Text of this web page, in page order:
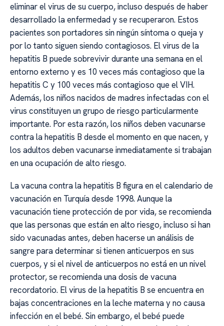
eliminar el virus de su cuerpo, incluso después de haber
desarrollado la enfermedad y se recuperaron. Estos
pacientes son portadores sin ningún síntoma o queja y
por lo tanto siguen siendo contagiosos. El virus de la
hepatitis B puede sobrevivir durante una semana en el
entorno externo y es 10 veces más contagioso que la
hepatitis C y 100 veces más contagioso que el VIH.
Además, los niños nacidos de madres infectadas con el
virus constituyen un grupo de riesgo particularmente
importante. Por esta razón, los niños deben vacunarse
contra la hepatitis B desde el momento en que nacen, y
los adultos deben vacunarse inmediatamente si trabajan
en una ocupación de alto riesgo.
La vacuna contra la hepatitis B figura en el calendario de
vacunación en Turquía desde 1998. Aunque la
vacunación tiene protección de por vida, se recomienda
que las personas que están en alto riesgo, incluso si han
sido vacunadas antes, deben hacerse un análisis de
sangre para determinar si tienen anticuerpos en sus
cuerpos, y si el nivel de anticuerpos no está en un nivel
protector, se recomienda una dosis de vacuna
recordatorio. El virus de la hepatitis B se encuentra en
bajas concentraciones en la leche materna y no causa
infección en el bebé. Sin embargo, el bebé puede